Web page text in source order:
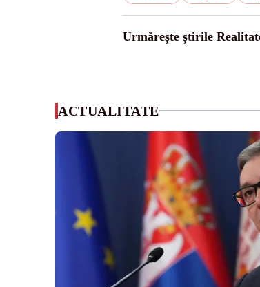
Urmărește știrile
ACTUALITATE